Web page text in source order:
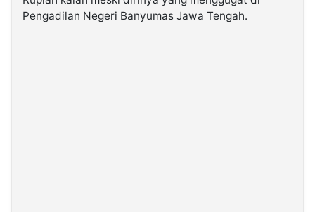
Pengadilan Negeri Banyumas Jawa Tengah.